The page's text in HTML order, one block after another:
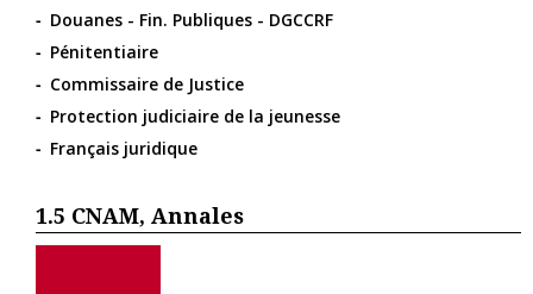
Douanes - Fin. Publiques - DGCCRF
Pénitentiaire
Commissaire de Justice
Protection judiciaire de la jeunesse
Français juridique
1.5 CNAM, Annales